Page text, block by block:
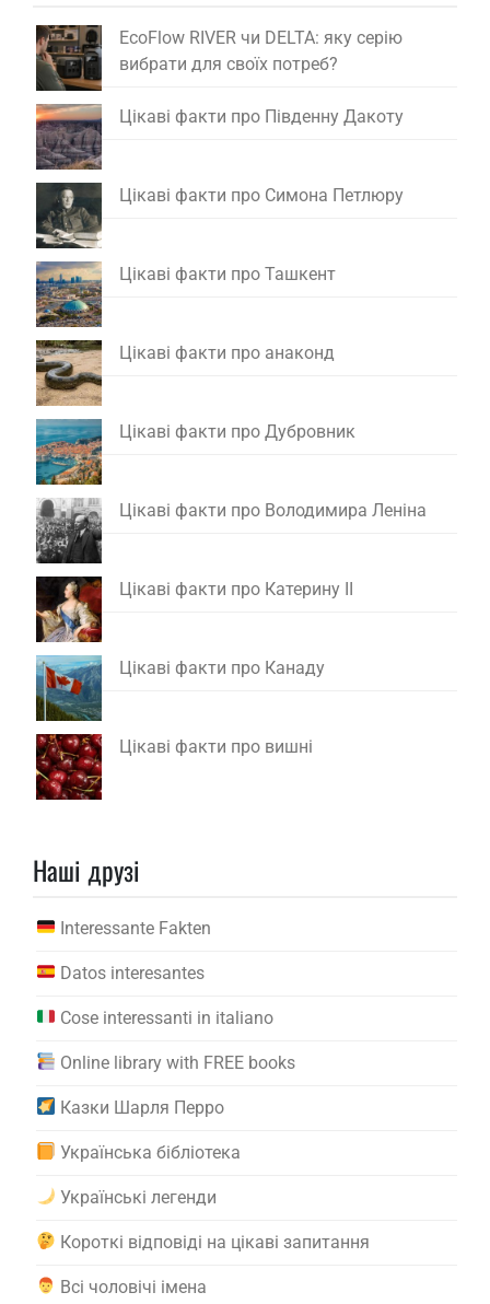
EcoFlow RIVER чи DELTA: яку серію
вибрати для своїх потреб?
Цікаві факти про Південну Дакоту
Цікаві факти про Симона Петлюру
Цікаві факти про Ташкент
Цікаві факти про анаконд
Цікаві факти про Дубровник
Цікаві факти про Володимира Леніна
Цікаві факти про Катерину II
Цікаві факти про Канаду
Цікаві факти про вишні
Наші друзі
Interessante Fakten
Datos interesantes
Cose interessanti in italiano
Online library with FREE books
Казки Шарля Перро
Українська бібліотека
Українські легенди
Короткі відповіді на цікаві запитання
Всі чоловічі імена